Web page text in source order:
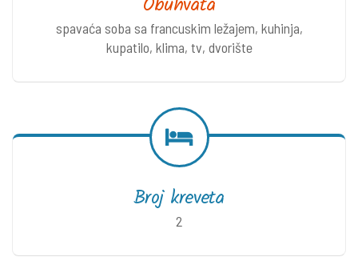
spavaća soba sa francuskim ležajem, kuhinja,
kupatilo, klima, tv, dvorište
Broj kreveta
2